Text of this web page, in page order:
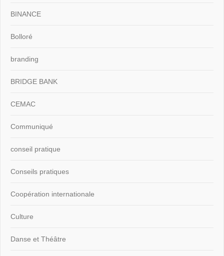
BINANCE
Bolloré
branding
BRIDGE BANK
CEMAC
Communiqué
conseil pratique
Conseils pratiques
Coopération internationale
Culture
Danse et Théâtre